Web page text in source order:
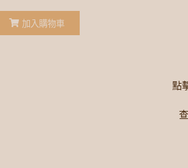
點
加入購物車